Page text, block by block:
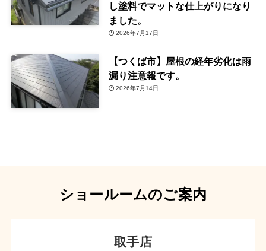
し塗料でマットな仕上がりになり
ました。
2026年7月17日
【つくば市】屋根の経年劣化は雨
漏り注意報です。
2026年7月14日
ショールームのご案内
取手店